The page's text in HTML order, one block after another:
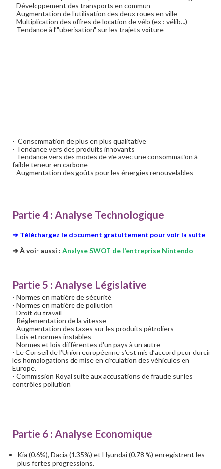
- Développement des transports en commun
- Augmentation de l'utilisation des deux roues en ville
- Multiplication des offres de location de vélo (ex : vélib…)
- Tendance à l’"uberisation" sur les trajets voiture
- Consommation de plus en plus qualitative
- Tendance vers des produits innovants
- Tendance vers des modes de vie avec une consommation à
faible teneur en carbone
- Augmentation des goûts pour les énergies renouvelables
Partie 4 : Analyse Technologique
➜ Téléchargez le document gratuitement pour voir la suite
➜ À voir aussi : Analyse SWOT de l'entreprise Nintendo
Partie 5 : Analyse Législative
- Normes en matière de sécurité
- Normes en matière de pollution
- Droit du travail
- Réglementation de la vitesse
- Augmentation des taxes sur les produits pétroliers
- Lois et normes instables
- Normes et lois différentes d'un pays à un autre
- Le Conseil de l’Union européenne s’est mis d’accord pour durcir
les homologations de mise en circulation des véhicules en
Europe.
- Commission Royal suite aux accusations de fraude sur les
contrôles pollution
Partie 6 : Analyse Economique
Kia (0.6%), Dacia (1.35%) et Hyundai (0.78 %) enregistrent les
plus fortes progressions.